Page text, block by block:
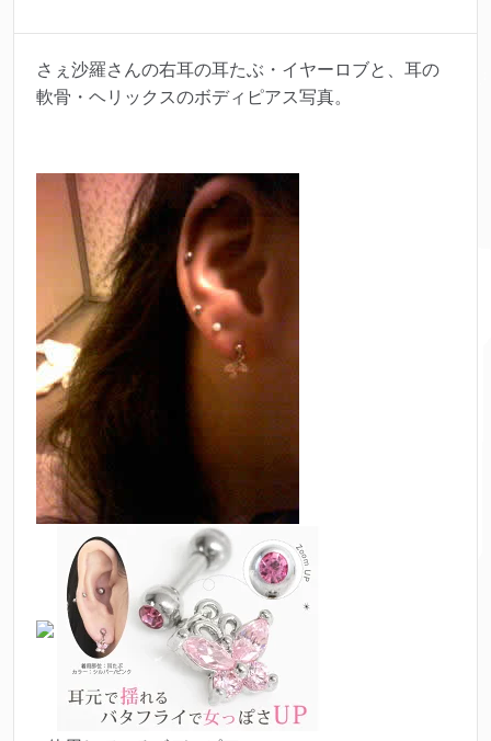
さぇ沙羅さんの右耳の耳たぶ・イヤーロブと、耳の
軟骨・ヘリックスのボディピアス写真。